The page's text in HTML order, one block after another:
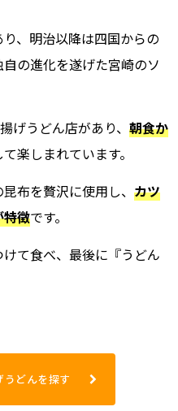
、明治以降は四国からの
の進化を遂げた宮崎のソ
げうどん店があり、 朝食か
楽しまれています。
布を贅沢に使用し、 カツ
特徴です。
て食べ、最後に『うどん
どんを探す